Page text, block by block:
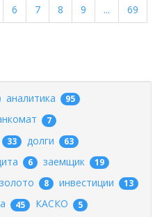
6 7 8 9 ...
69
аналитика 95
7
33 долги 63
6 заемщик 19
золото 8 инвестиции 13
45 КАСКО 5